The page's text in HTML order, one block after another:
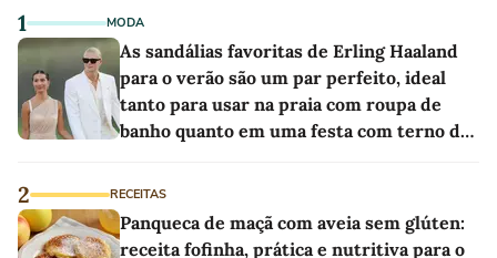
1 MODA
As sandálias favoritas de Erling Haaland
para o verão são um par perfeito, ideal
tanto para usar na praia com roupa de
banho quanto em uma festa com terno de
2 RECEITAS
Panqueca de maçã com aveia sem glúten:
receita fofinha, prática e nutritiva para o